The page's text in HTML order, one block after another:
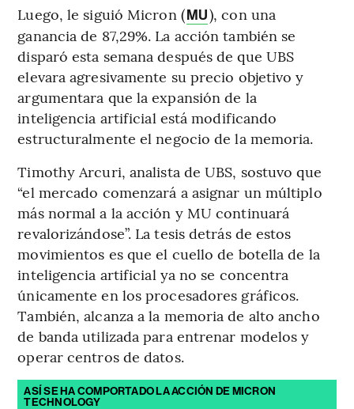
Luego, le siguió Micron (MU), con una
ganancia de 87,29%. La acción también se
disparó esta semana después de que UBS
elevara agresivamente su precio objetivo y
argumentara que la expansión de la
inteligencia artificial está modificando
estructuralmente el negocio de la memoria.
Timothy Arcuri, analista de UBS, sostuvo que
“el mercado comenzará a asignar un múltiplo
más normal a la acción y MU continuará
revalorizándose”. La tesis detrás de estos
movimientos es que el cuello de botella de la
inteligencia artificial ya no se concentra
únicamente en los procesadores gráficos.
También, alcanza a la memoria de alto ancho
de banda utilizada para entrenar modelos y
operar centros de datos.
ASÍ SE HA COMPORTADO LA ACCIÓN DE MICRON
TECHNOLOGY